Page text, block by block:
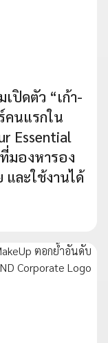
ปิดตัว “เก้า-
คนแรกใน
Essential
มองหารอง
และใช้งานได้